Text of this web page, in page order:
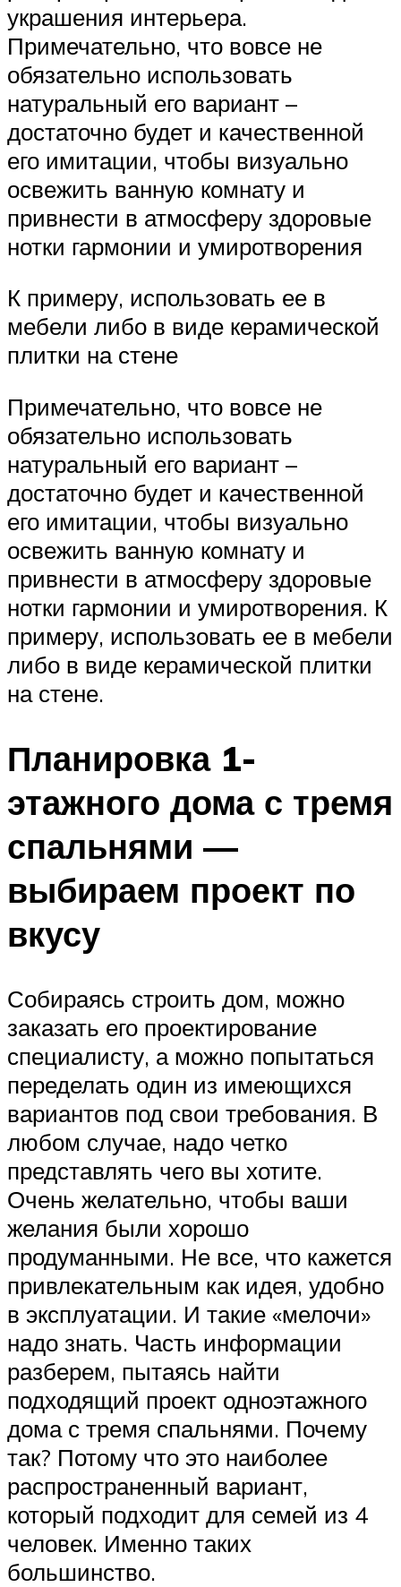
украшения интерьера.
Примечательно, что вовсе не
обязательно использовать
натуральный его вариант –
достаточно будет и качественной
его имитации, чтобы визуально
освежить ванную комнату и
привнести в атмосферу здоровые
нотки гармонии и умиротворения
К примеру, использовать ее в
мебели либо в виде керамической
плитки на стене
Примечательно, что вовсе не
обязательно использовать
натуральный его вариант –
достаточно будет и качественной
его имитации, чтобы визуально
освежить ванную комнату и
привнести в атмосферу здоровые
нотки гармонии и умиротворения. К
примеру, использовать ее в мебели
либо в виде керамической плитки
на стене.
Планировка 1-
этажного дома с тремя
спальнями —
выбираем проект по
вкусу
Собираясь строить дом, можно
заказать его проектирование
специалисту, а можно попытаться
переделать один из имеющихся
вариантов под свои требования. В
любом случае, надо четко
представлять чего вы хотите.
Очень желательно, чтобы ваши
желания были хорошо
продуманными. Не все, что кажется
привлекательным как идея, удобно
в эксплуатации. И такие «мелочи»
надо знать. Часть информации
разберем, пытаясь найти
подходящий проект одноэтажного
дома с тремя спальнями. Почему
так? Потому что это наиболее
распространенный вариант,
который подходит для семей из 4
человек. Именно таких
большинство.